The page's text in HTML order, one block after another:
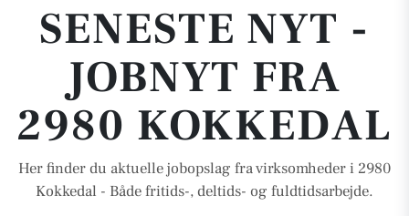
SENESTE NYT -
JOBNYT FRA
2980 KOKKEDAL
Her finder du aktuelle jobopslag fra virksomheder i 2980
Kokkedal - Både fritids-, deltids- og fuldtidsarbejde.